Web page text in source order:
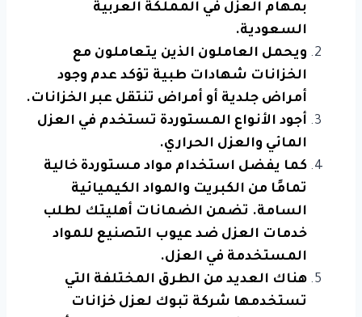
بمهام العزل في المملكة العربية
السعودية.
ويحمل العاملون الذين يتعاملون مع
الخزانات شهادات طبية تؤكد عدم وجود
أمراض جلدية أو أمراض تنتقل عبر الخزانات.
أجود الأنواع المستوردة تستخدم في العزل
المائي والعزل الحراري.
كما يفضل استخدام مواد مستوردة خالية
تمامًا من الكبريت والمواد الكيميائية
السامة. تضمن الضمانات أهليتك لطلب
خدمات العزل ضد عيوب التصنيع للمواد
المستخدمة في العزل.
هناك العديد من الطرق المختلفة التي
تستخدمها شركة تبوك لعزل خزانات